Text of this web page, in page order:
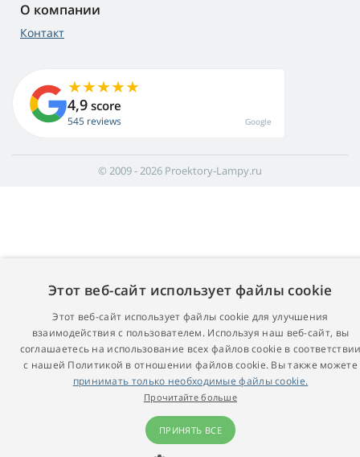
О компании
Контакт
4,9 score
545 reviews Google
© 2009 - 2026 Proektory-Lampy.ru
Этот веб-сайт использует файлы cookie
Этот веб-сайт использует файлы cookie для улучшения
взаимодействия с пользователем. Используя наш веб-сайт, вы
соглашаетесь на использование всех файлов cookie в
с нашей Политикой в ​​отношении файлов cookie. Вы также можете
принимать только необходимые файлы cookie.
Прочитайте больше
ПРИНЯТЬ ВСЕ